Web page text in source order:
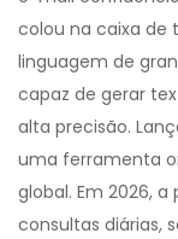
colou na caixa de
linguagem de
capaz de gerar
alta precisão.
uma ferramenta
global. Em 2026,
consultas diárias,